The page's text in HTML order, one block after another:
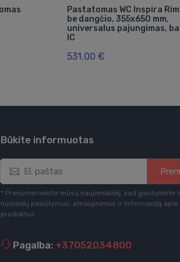
Pastatomas WC Inspira
be dangčio, 355x650 mm,
universalus pajungimas,
IC
531.00 €
Būkite informuotas
* Prenumeruokite mūsų naujienlaiškį, kad gautumėte
nuolaidų pasiūlymus, atnaujinimus ir informaciją apie
produktus
Pagalba: +37052034800